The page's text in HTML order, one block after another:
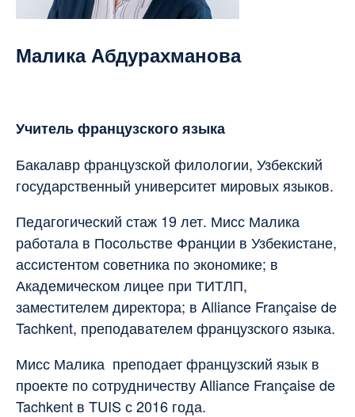
Малика Абдурахманова
Учитель французского языка
Бакалавр французской филологии, Узбекский
государственный университет мировых языков.
Педагогический стаж 19 лет. Мисс Малика
работала в Посольстве Франции в Узбекистане,
ассистентом советника по экономике; в
Академическом лицее при ТИТЛП,
заместителем директора; в Alliance Française de
Tachkent, преподавателем французского языка.
Мисс Малика преподает французский язык в
проекте по сотрудничеству Alliance Française de
Tachkent в TUIS с 2016 года.